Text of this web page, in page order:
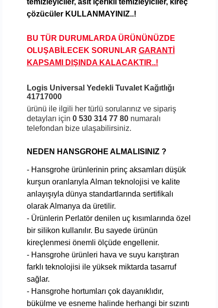
çözücüler KULLANMAYINIZ..!
BU TÜR DURUMLARDA ÜRÜNÜNÜZDE
OLUŞABİLECEK SORUNLAR GARANTİ
KAPSAMI DIŞINDA KALACAKTIR..!
Logis Universal Yedekli Tuvalet Kağıtlığı
41717000
ürünü ile ilgili her türlü sorularınız ve sipariş
detayları için 0 530 314 77 80 numaralı
telefondan bize ulaşabilirsiniz.
NEDEN HANSGROHE ALMALISINIZ ?
- Hansgrohe ürünlerinin prinç aksamları düşük
kurşun oranlarıyla Alman teknolojisi ve kalite
anlayışıyla dünya standartlarında sertifikalı
olarak Almanya da üretilir.
- Ürünlerin Perlatör denilen uç kısımlarında özel
bir silikon kullanılır. Bu sayede ürünün
kireçlenmesi önemli ölçüde engellenir.
- Hansgrohe ürünleri hava ve suyu karıştıran
farklı teknolojisi ile yüksek miktarda tasarruf
sağlar.
- Hansgrohe hortumları çok dayanıklıdır,
bükülme ve esneme halinde herhangi bir sızıntı